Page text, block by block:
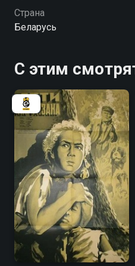
целью подростком были
ребята понимают, что
взаимовыручка, а
Страна
Беларусь
С этим
6.4